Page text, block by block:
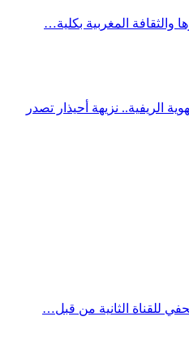
والثقافة المغربية بكلية…
الريفية.. نزيهة أحيذار تصدر
للقناة الثانية من قبل…